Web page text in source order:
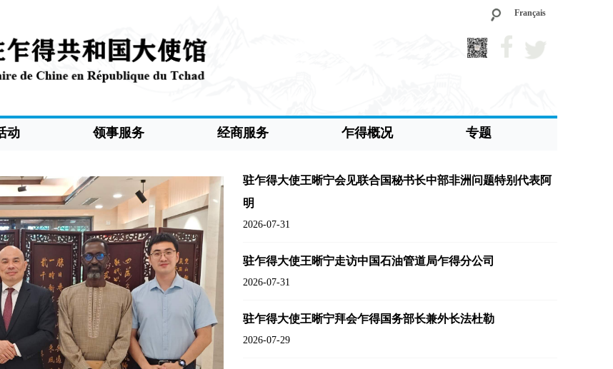
Français
动 领事服务 经商服务 乍得概况 专题
驻乍得大使王晰宁会见联合国秘书长中部非洲问题特别代表阿
明
2026-07-31
驻乍得大使王晰宁走访中国石油管道局乍得分公司
2026-07-31
驻乍得大使王晰宁拜会乍得国务部长兼外长法杜勒
2026-07-29